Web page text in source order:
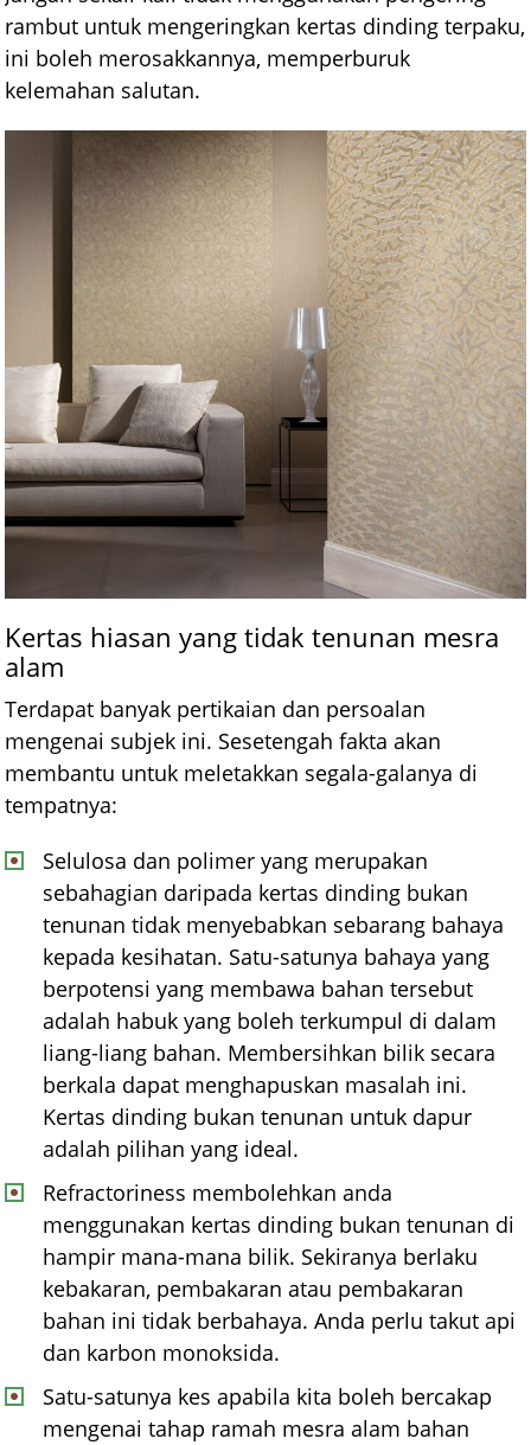
rambut untuk mengeringkan kertas dinding terpaku,
ini boleh merosakkannya, memperburuk
kelemahan salutan.
Kertas hiasan yang tidak tenunan mesra
alam
Terdapat banyak pertikaian dan persoalan
mengenai subjek ini. Sesetengah fakta akan
membantu untuk meletakkan segala-galanya di
tempatnya:
Selulosa dan polimer yang merupakan
sebahagian daripada kertas dinding bukan
tenunan tidak menyebabkan sebarang bahaya
kepada kesihatan. Satu-satunya bahaya yang
berpotensi yang membawa bahan tersebut
adalah habuk yang boleh terkumpul di dalam
liang-liang bahan. Membersihkan bilik secara
berkala dapat menghapuskan masalah ini.
Kertas dinding bukan tenunan untuk dapur
adalah pilihan yang ideal.
Refractoriness membolehkan anda
menggunakan kertas dinding bukan tenunan di
hampir mana-mana bilik. Sekiranya berlaku
kebakaran, pembakaran atau pembakaran
bahan ini tidak berbahaya. Anda perlu takut api
dan karbon monoksida.
Satu-satunya kes apabila kita boleh bercakap
mengenai tahap ramah mesra alam bahan